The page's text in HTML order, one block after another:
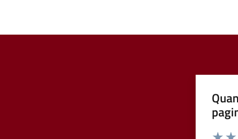
Valuta